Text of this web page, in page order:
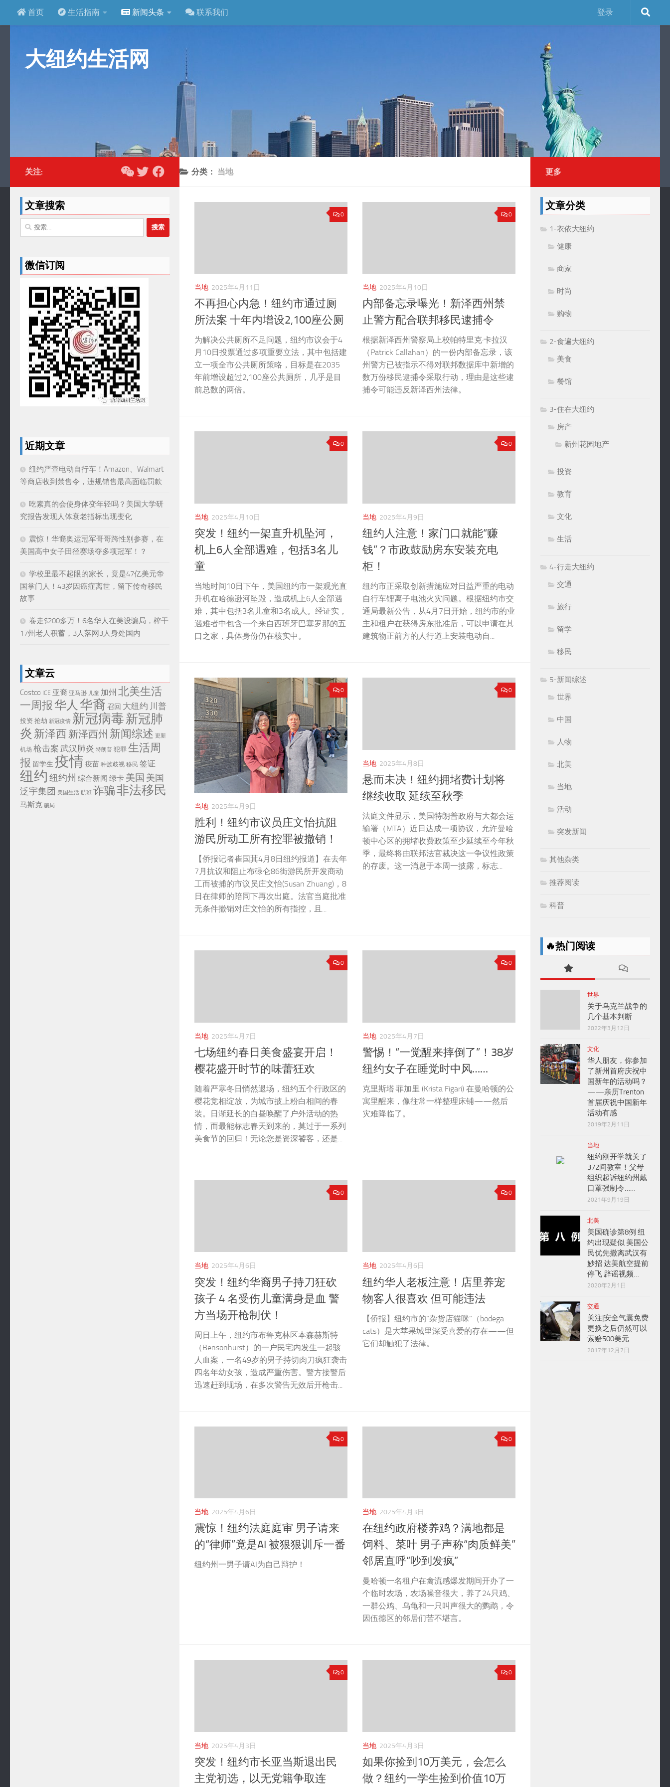
跳至内容
首页 生活指南 新闻头条 联系我们 登录
大纽约生活网
分类： 当地
0
当地 2025年4月11日
不再担心内急！纽约市通过厕
所法案 十年内增设2,100座公厕
为解决公共厕所不足问题，纽约市议会于4
月10日投票通过多项重要立法，其中包括建
立一项全市公共厕所策略，目标是在2035
年前增设超过2,100座公共厕所，几乎是目
前总数的两倍。
0
当地 2025年4月10日
内部备忘录曝光！新泽西州禁
止警方配合联邦移民逮捕令
根据新泽西州警察局上校帕特里克·卡拉汉
（Patrick Callahan）的一份内部备忘录，该
州警方已被指示不得对联邦数据库中新增的
数万份移民逮捕令采取行动，理由是这些逮
捕令可能违反新泽西州法律。
0
当地 2025年4月10日
突发！纽约一架直升机坠河，
机上6人全部遇难，包括3名儿
童
当地时间10日下午，美国纽约市一架观光直
升机在哈德逊河坠毁，造成机上6人全部遇
难，其中包括3名儿童和3名成人。经证实，
遇难者中包含一个来自西班牙巴塞罗那的五
口之家，具体身份仍在核实中。
0
当地 2025年4月9日
纽约人注意！家门口就能“赚
钱”？市政鼓励房东安装充电
柜！
纽约市正采取创新措施应对日益严重的电动
自行车锂离子电池火灾问题。根据纽约市交
通局最新公告，从4月7日开始，纽约市的业
主和租户在获得房东批准后，可以申请在其
建筑物正前方的人行道上安装电动自...
0
当地 2025年4月9日
胜利！纽约市议员庄文怡抗阻
游民所动工所有控罪被撤销！
【侨报记者崔国萁4月8日纽约报道】在去年
7月抗议和阻止布碌仑86街游民所开发商动
工而被捕的市议员庄文怡(Susan Zhuang)，8
日在律师的陪同下再次出庭。法官当庭批准
无条件撤销对庄文怡的所有指控，且...
0
当地 2025年4月8日
悬而未决！纽约拥堵费计划将
继续收取 延续至秋季
法庭文件显示，美国特朗普政府与大都会运
输署（MTA）近日达成一项协议，允许曼哈
顿中心区的拥堵收费政策至少延续至今年秋
季，最终将由联邦法官裁决这一争议性政策
的存废。这一消息于本周一披露，标志...
0
当地 2025年4月7日
七场纽约春日美食盛宴开启！
樱花盛开时节的味蕾狂欢
随着严寒冬日悄然退场，纽约五个行政区的
樱花竞相绽放，为城市披上粉白相间的春
装。日渐延长的白昼唤醒了户外活动的热
情，而最能标志春天到来的，莫过于一系列
美食节的回归！无论您是资深饕客，还是...
0
当地 2025年4月7日
警惕！“一觉醒来摔倒了”！38岁
纽约女子在睡觉时中风……
克里斯塔·菲加里 (Krista Figari) 在曼哈顿的公
寓里醒来，像往常一样整理床铺——然后
灾难降临了。
0
当地 2025年4月6日
突发！纽约华裔男子持刀狂砍
孩子 4 名受伤儿童满身是血 警
方当场开枪制伏！
周日上午，纽约市布鲁克林区本森赫斯特
（Bensonhurst）的一户民宅内发生一起骇
人血案，一名49岁的男子持切肉刀疯狂袭击
四名年幼女孩，造成严重伤害。警方接警后
迅速赶到现场，在多次警告无效后开枪击...
0
当地 2025年4月6日
纽约华人老板注意！店里养宠
物客人很喜欢 但可能违法
【侨报】纽约市的“杂货店猫咪”（bodega
cats）是大苹果城里深受喜爱的存在——但
它们却触犯了法律。
0
当地 2025年4月6日
震惊！纽约法庭庭审 男子请来
的“律师”竟是AI 被狠狠训斥一番
纽约州一男子请AI为自己辩护！
0
当地 2025年4月3日
在纽约政府楼养鸡？满地都是
饲料、菜叶 男子声称“肉质鲜美”
邻居直呼“吵到发疯”
曼哈顿一名租户在禽流感爆发期间开办了一
个临时农场，农场噪音很大，养了24只鸡、
一群公鸡、乌龟和一只叫声很大的鹦鹉，令
因伍德区的邻居们苦不堪言。
0
当地 2025年4月3日
突发！纽约市长亚当斯退出民
主党初选，以无党籍争取连
0
当地 2025年4月3日
如果你捡到10万美元，会怎么
做？纽约一学生捡到价值10万
关注:
文章搜索
搜
索：
微信订阅
近期文章
纽约严查电动自行车！Amazon、Walmart
等商店收到禁售令，违规销售最高面临罚款
吃素真的会使身体变年轻吗？美国大学研
究报告发现人体衰老指标出现变化
震惊！华裔奥运冠军哥哥跨性别参赛，在
美国高中女子田径赛场夺多项冠军！？
学校里最不起眼的家长，竟是47亿美元帝
国掌门人！43岁因癌症离世，留下传奇移民
故事
卷走$200多万！6名华人在美设骗局，榨干
17州老人积蓄，3人落网3人身处国内
文章云
Costco ICE 亚裔 亚马逊 儿童 加州 北美生活
一周报 华人 华裔 召回 大纽约 川普
投资 抢劫 新冠疫情 新冠病毒新冠肺
炎 新泽西 新泽西州 新闻综述 更新
机场 枪击案 武汉肺炎 特朗普 犯罪 生活周
报 留学生 疫情 疫苗 种族歧视 移民 签证
纽约 纽约州 综合新闻 绿卡 美国 美国
泛宇集团 美国生活 航班 诈骗非法移民
马斯克 骗局
更多
文章分类
1-衣依大纽约
健康
商家
时尚
购物
2-食遍大纽约
美食
餐馆
3-住在大纽约
房产
新州花园地产
投资
教育
文化
生活
4-行走大纽约
交通
旅行
留学
移民
5-新闻综述
世界
中国
人物
北美
当地
活动
突发新闻
其他杂类
推荐阅读
科普
🔥热门阅读
世界
关于乌克兰战争的
几个基本判断
2022年3月12日
文化
华人朋友，你参加
了新州首府庆祝中
国新年的活动吗？
——亲历Trenton
首届庆祝中国新年
活动有感
2019年2月11日
当地
纽约刚开学就关了
372间教室！父母
组织起诉纽约州戴
口罩强制令……
2021年9月19日
北美
美国确诊第8例 纽
约出现疑似 美国公
民优先撤离武汉有
妙招 达美航空提前
停飞 辟谣视频…
2020年2月1日
交通
关注|安全气囊免费
更换之后仍然可以
索赔500美元
2017年12月7日